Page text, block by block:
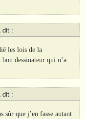
dit :
les lois de la
dessinateur qui n’a
dit :
sûr que j’en fasse autant